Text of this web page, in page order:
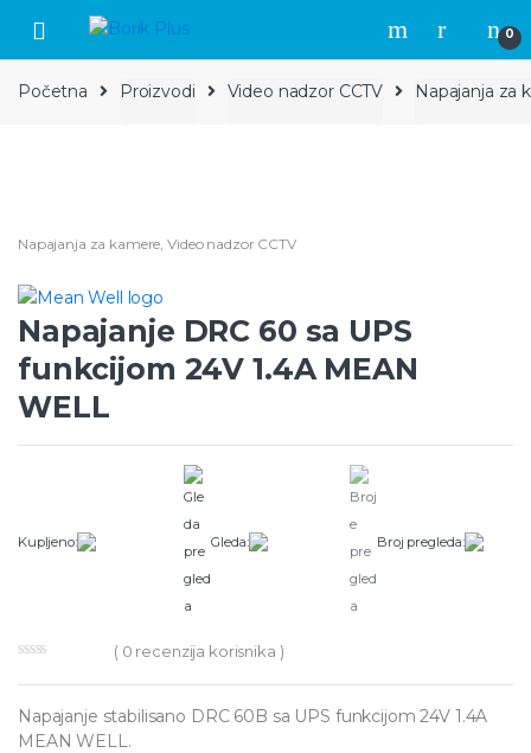
Skip to navigation
Skip to content
0
Početna Proizvodi Video nadzor CCTV Napajanja za
Napajanja za kamere ,Video nadzor CCTV
Napajanje DRC 60 sa UPS
funkcijom 24V 1.4A MEAN
WELL
Kupljeno: Gleda: Broj pregleda:
( 0 recenzija korisnika )
Napajanje stabilisano DRC 60B sa UPS funkcijom 24V 1.4A
MEAN WELL.